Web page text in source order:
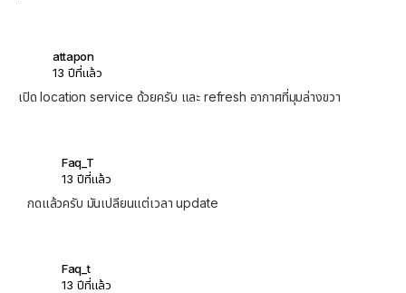
attapon
13 ปีที่แล้ว
เปิด location service ด้วยครับ และ refresh อากาศที่มุมล่างขวา
Faq_T
13 ปีที่แล้ว
กดแล้วครับ มันเปลียนแต่เวลา update
Faq_t
13 ปีที่แล้ว